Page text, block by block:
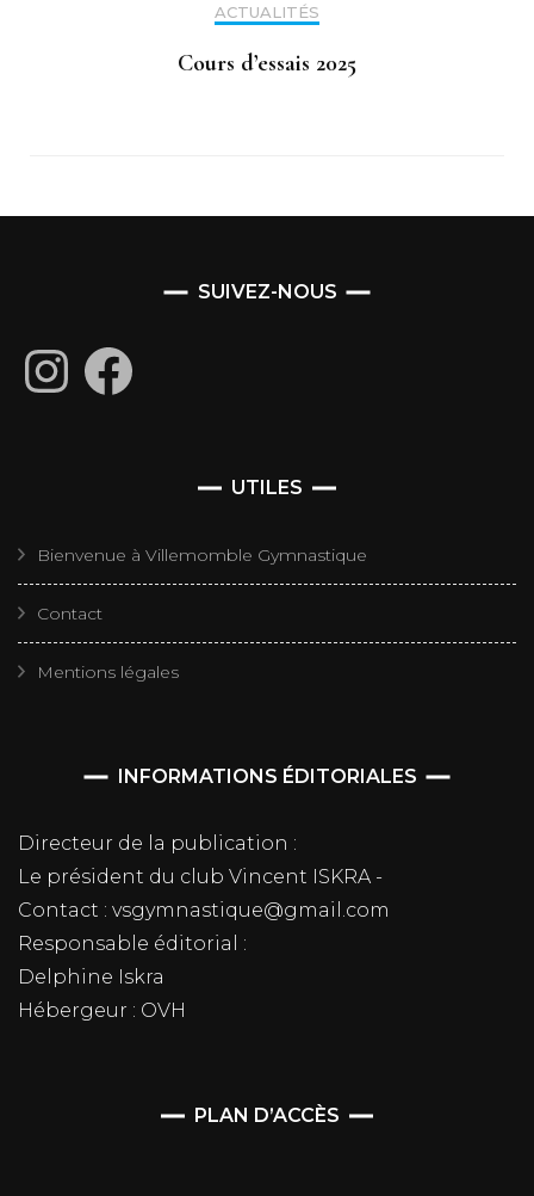
ACTUALITÉS
Cours d’essais 2025
SUIVEZ-NOUS
InstagramFacebook
UTILES
Bienvenue à Villemomble Gymnastique
Contact
Mentions légales
INFORMATIONS ÉDITORIALES
Directeur de la publication :
Le président du club Vincent ISKRA -
Contact : vsgymnastique@gmail.com
Responsable éditorial :
Delphine Iskra
Hébergeur : OVH
PLAN D’ACCÈS